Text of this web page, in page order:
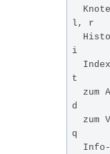
l, r
i
t
zum
d
zum
q